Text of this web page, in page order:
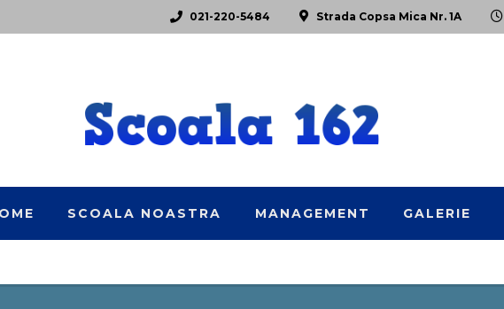
Strada Copsa Mica Nr. 1A
021-220-5484
SCOALA NOASTRA MANAGEMENT GALERIE